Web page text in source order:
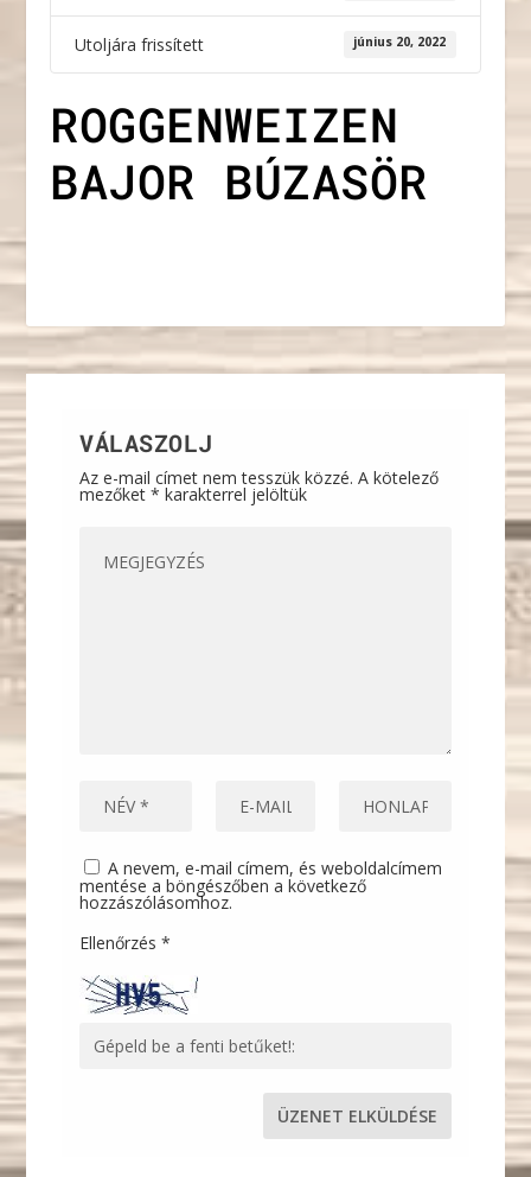
Utoljára frissített június 20, 2022
ROGGENWEIZEN
BAJOR BÚZASÖR
VÁLASZOLJ
Az e-mail címet nem tesszük közzé. A kötelező
mezőket* karakterrel jelöltük
A nevem, e-mail címem, és weboldalcímem
mentése a böngészőben a következő
hozzászólásomhoz.
Ellenőrzés*